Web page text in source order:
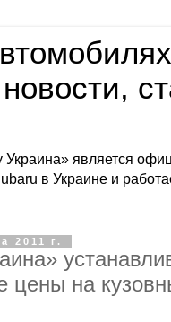
Украина» является
в Украине и
2011 г.
цены на